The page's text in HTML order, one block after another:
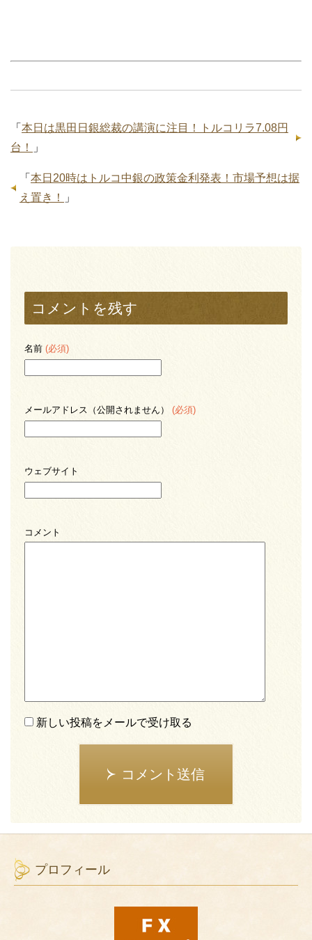
「 本日は黒田日銀総裁の講演に注目！トルコリラ7.08円
台！
」
「 本日20時はトルコ中銀の政策金利発表！市場予想は据
え置き！
」
コメントを残す
名前 (必須)
メールアドレス（公開されません） (必須)
ウェブサイト
コメント
新しい投稿をメールで受け取る
コメント送信
プロフィール